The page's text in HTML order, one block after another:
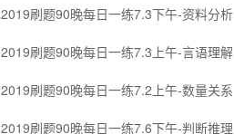
2019刷题90晚每日一练7.3下午-资料分析
2019刷题90晚每日一练7.3上午-言语理解
2019刷题90晚每日一练7.2上午-数量关系
2019刷题90晚每日一练7.6下午-判断推理